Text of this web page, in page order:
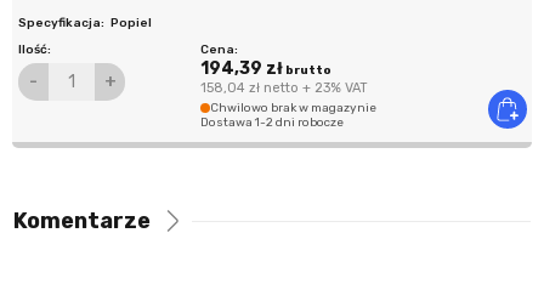
Popiel
- +
194,39 złbrutto
158,04 złnetto + 23% VAT
Chwilowo brak w magazynie
Dostawa 1-2 dni robocze
Komentarze